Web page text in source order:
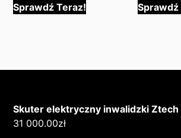
Sprawdź Teraz! Sprawdź
Skuter elektryczny inwalidzki
31 000.00zł